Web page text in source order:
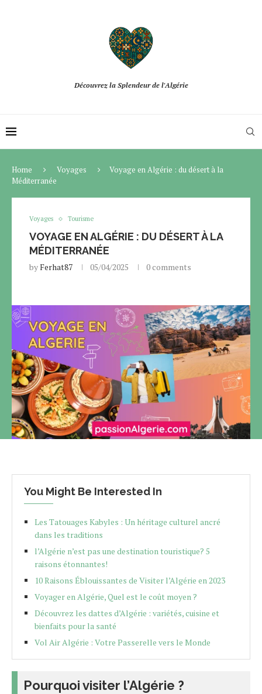
Découvrez la Splendeur de l'Algérie
Home Voyages
Voyage en Algérie : du désert à la
Méditerranée
Voyages Tourisme
VOYAGE EN ALGÉRIE : DU DÉSERT À LA
MÉDITERRANÉE
byFerhat87 05/04/2025 0 comments
You Might Be Interested In
Les Tatouages Kabyles : Un héritage culturel ancré
dans les traditions
l’Algérie n’est pas une destination touristique? 5
raisons étonnantes!
10 Raisons Éblouissantes de Visiter l’Algérie en 2023
Voyager en Algérie, Quel est le coût moyen ?
Découvrez les dattes d’Algérie : variétés, cuisine et
bienfaits pour la santé
Vol Air Algérie : Votre Passerelle vers le Monde
Pourquoi visiter l’Algérie ?